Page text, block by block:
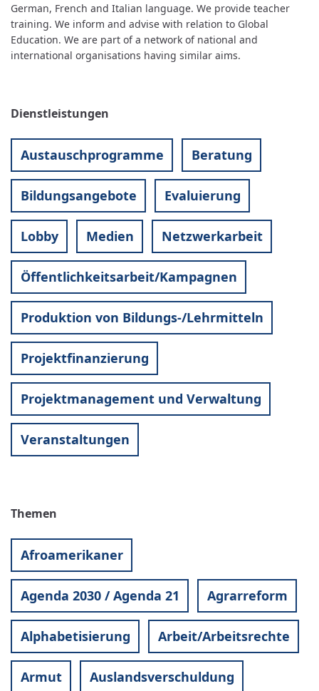
German, French and Italian language. We provide teacher
training. We inform and advise with relation to Global
Education. We are part of a network of national and
international organisations having similar aims.
Dienstleistungen
Austauschprogramme Beratung
Bildungsangebote Evaluierung
Lobby Medien Netzwerkarbeit
Öffentlichkeitsarbeit/Kampagnen
Produktion von Bildungs-/Lehrmitteln
Projektfinanzierung
Projektmanagement und Verwaltung
Veranstaltungen
Themen
Afroamerikaner
Agenda 2030 / Agenda 21 Agrarreform
Alphabetisierung Arbeit/Arbeitsrechte
Armut Auslandsverschuldung